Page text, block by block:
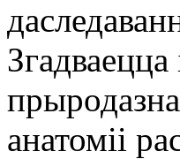
анатоміі